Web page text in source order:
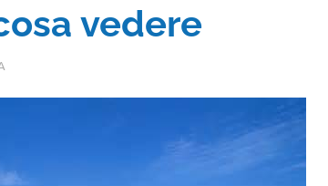
vedere